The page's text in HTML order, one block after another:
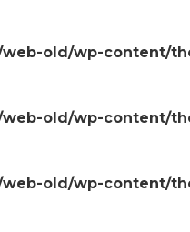
old/wp-content/
old/wp-content/
old/wp-content/